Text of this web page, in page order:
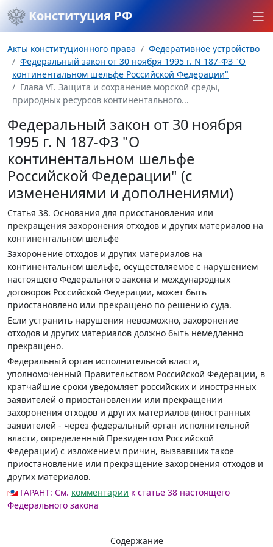
Конституция РФ
Акты конституционного права
Федеративное устройство
Федеральный закон от 30 ноября 1995 г. N 187-ФЗ "О
континентальном шельфе Российской Федерации"
Глава VI. Защита и сохранение морской среды,
природных ресурсов континентального...
Федеральный закон от 30 ноября
1995 г. N 187-ФЗ "О
континентальном шельфе
Российской Федерации" (с
изменениями и дополнениями)
Статья 38. Основания для приостановления или
прекращения захоронения отходов и других материалов на
континентальном шельфе
Захоронение отходов и других материалов на
континентальном шельфе, осуществляемое с нарушением
настоящего Федерального закона и международных
договоров Российской Федерации, может быть
приостановлено или прекращено по решению суда.
Если устранить нарушения невозможно, захоронение
отходов и других материалов должно быть немедленно
прекращено.
Федеральный орган исполнительной власти,
уполномоченный Правительством Российской Федерации, в
кратчайшие сроки уведомляет российских и иностранных
заявителей о приостановлении или прекращении
захоронения отходов и других материалов (иностранных
заявителей - через федеральный орган исполнительной
власти, определенный Президентом Российской
Федерации) с изложением причин, вызвавших такое
приостановление или прекращение захоронения отходов и
других материалов.
ГАРАНТ: См. комментарии к статье 38 настоящего
Федерального закона
Содержание